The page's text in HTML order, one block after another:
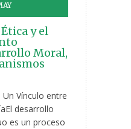
y el
Moral,
Vínculo entre
desarrollo
es un proceso